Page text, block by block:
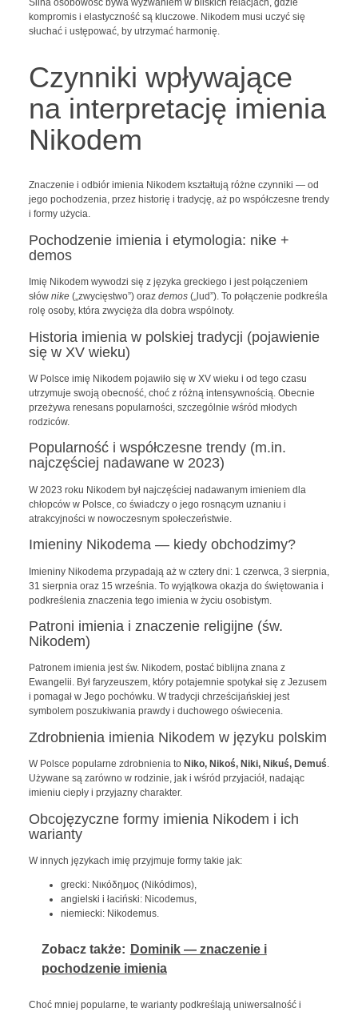
Silna osobowość bywa wyzwaniem w bliskich relacjach, gdzie
kompromis i elastyczność są kluczowe. Nikodem musi uczyć się
słuchać i ustępować, by utrzymać harmonię.
Czynniki wpływające
na interpretację imienia
Nikodem
Znaczenie i odbiór imienia Nikodem kształtują różne czynniki — od
jego pochodzenia, przez historię i tradycję, aż po współczesne trendy
i formy użycia.
Pochodzenie imienia i etymologia: nike +
demos
Imię Nikodem wywodzi się z języka greckiego i jest połączeniem
słów nike(„zwycięstwo”) oraz demos(„lud”). To połączenie podkreśla
rolę osoby, która zwycięża dla dobra wspólnoty.
Historia imienia w polskiej tradycji (pojawienie
się w XV wieku)
W Polsce imię Nikodem pojawiło się w XV wieku i od tego czasu
utrzymuje swoją obecność, choć z różną intensywnością. Obecnie
przeżywa renesans popularności, szczególnie wśród młodych
rodziców.
Popularność i współczesne trendy (m.in.
najczęściej nadawane w 2023)
W 2023 roku Nikodem był najczęściej nadawanym imieniem dla
chłopców w Polsce, co świadczy o jego rosnącym uznaniu i
atrakcyjności w nowoczesnym społeczeństwie.
Imieniny Nikodema — kiedy obchodzimy?
Imieniny Nikodema przypadają aż w cztery dni: 1 czerwca, 3 sierpnia,
31 sierpnia oraz 15 września. To wyjątkowa okazja do świętowania i
podkreślenia znaczenia tego imienia w życiu osobistym.
Patroni imienia i znaczenie religijne (św.
Nikodem)
Patronem imienia jest św. Nikodem, postać biblijna znana z
Ewangelii. Był faryzeuszem, który potajemnie spotykał się z Jezusem
i pomagał w Jego pochówku. W tradycji chrześcijańskiej jest
symbolem poszukiwania prawdy i duchowego oświecenia.
Zdrobnienia imienia Nikodem w języku polskim
W Polsce popularne zdrobnienia to Niko, Nikoś, Niki, Nikuś, Demuś.
Używane są zarówno w rodzinie, jak i wśród przyjaciół, nadając
imieniu ciepły i przyjazny charakter.
Obcojęzyczne formy imienia Nikodem i ich
warianty
W innych językach imię przyjmuje formy takie jak:
grecki: Νικόδημος (Nikódimos),
angielski i łaciński: Nicodemus,
niemiecki: Nikodemus.
Zobacz także: Dominik — znaczenie i
pochodzenie imienia
Choć mniej popularne, te warianty podkreślają uniwersalność i